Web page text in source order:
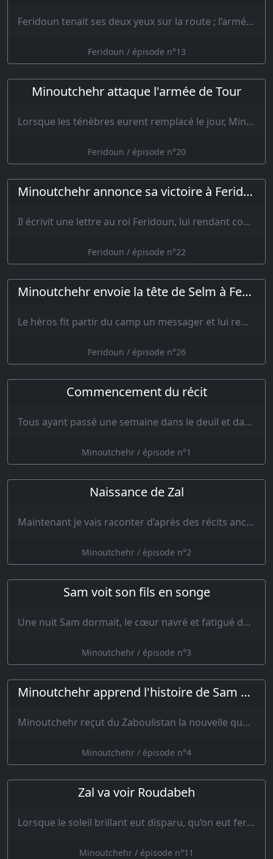
Feridoun tenait ses deux yeux sur la route ; l’armée et la couronne soup…
Feridoun / épisode n°13
Minoutchehr attaque l'armée de Tour
Lorsque les ténèbres eurent remplacé le jour, Minoutchehr envoya son avant-garde su…
Feridoun / épisode n°20
Minoutchehr annonce sa victoire à Feridoun
Il écrivit une lettre au roi Feridoun, lui rendant compte des événements heu…
Feridoun / épisode n°22
Minoutchehr envoie la tête de Selm à Feridoun
Le héros fit partir du camp un messager et lui remit la tête du roi de l’…
Feridoun / épisode n°26
Commencement du récit
Tous ayant passé une semaine dans le deuil et dans les lamentations, le roi Minoutchehr parut le …
Minoutchehr / épisode n°1
Naissance de Zal
Maintenant je vais raconter d’après des récits anciens une histoire étonnante. Écoute comment la fortu…
Minoutchehr / épisode n°2
Sam voit son fils en songe
Une nuit Sam dormait, le cœur navré et fatigué des affaires de ce monde. Il vit en songe un …
Minoutchehr / épisode n°3
Minoutchehr apprend l'histoire de Sam et de Zal-zer
Minoutchehr reçut du Zaboulistan la nouvelle que Sam était revenu d…
Minoutchehr / épisode n°4
Zal va voir Roudabeh
Lorsque le soleil brillant eut disparu, qu’on eut fermé la porte du palais et qu’on en eut retiré …
Minoutchehr / épisode n°11